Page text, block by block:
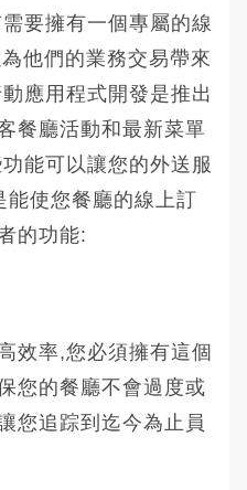
要擁有一個專屬的線
他們的業務交易帶來
應用程式開發是推出
餐廳活動和最新菜單
能可以讓您的外送服
使您餐廳的線上訂
的功能:
效率,您必須擁有這個
您的餐廳不會過度或
您追踪到迄今為止員